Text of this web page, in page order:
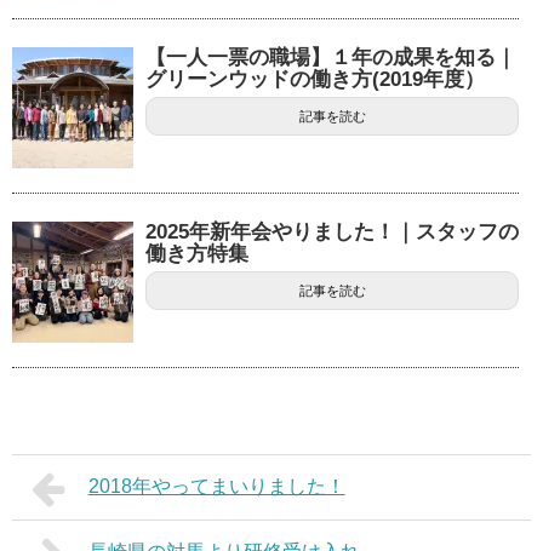
【一人一票の職場】１年の成果を知る｜
グリーンウッドの働き方(2019年度）
記事を読む
2025年新年会やりました！｜スタッフの
働き方特集
記事を読む
2018年やってまいりました！